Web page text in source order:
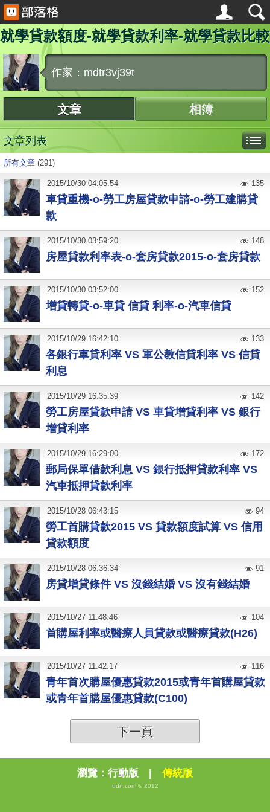
就學貸款額度-就學貸款利率-就學貸款比較
作家：mdtr3vj39t
文章 相簿
文章列表
所有文章 (291)
車貸重機-o-勞工房屋貸款申請-o-勞工建購貸
款
2015/10/30 04:05:54 135
房屋貸款利率表-o-套房貸款2015-o-套房貸款
2015/10/30 03:59:20 148
增貸轉貸-o-車貸 信貸 利率-o-汽車信貸
2015/10/30 03:52:00 152
各銀行車貸利率 VS 軍公教信貸利率 VS 信貸
利息
2015/10/29 16:42:10 133
勞工房屋貸款申請 VS 車貸增貸利率 VS 銀行
增貸利率
2015/10/29 16:35:39 142
郵局保單借款利息 VS 銀行抵押貸款利率 VS
汽車抵押貸款利率
2015/10/29 16:29:00 172
勞工首購貸款2015 VS 貸款額度試算 VS 信用
貸款額度
2015/10/28 06:43:15 94
房貸增貸條件 VS 沒錢結婚 VS 沒有錢結婚
2015/10/28 06:36:34 91
首購屋利率或醫療人員貸款或醫療貸款(H26)
2015/10/27 11:48:46 104
青年首次購屋優惠貸款2015或青年首購屋貸款
或青年首購屋優惠貸款(C100)
2015/10/27 11:42:17 116
下一頁
瀏覽： 行動版 | 傳統版
udn.com © 2012